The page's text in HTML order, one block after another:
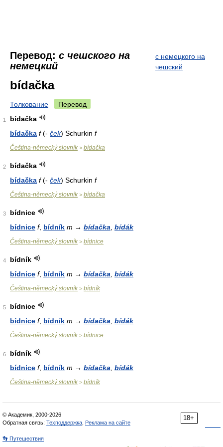
Перевод: с чешского на
немецкий
с немецкого на
чешский
bídačka
Толкование Перевод
1
bídačka
bídačka f(- ček) Schurkin f
Čeština-německý slovník > bídačka
2
bídačka
bídačka f(- ček) Schurkin f
Čeština-německý slovník > bídačka
3
bídnice
bídnice f, bídník m → bídačka bídák
Čeština-německý slovník > bídnice
4
bídník
bídnice f, bídník m → bídačka bídák
Čeština-německý slovník > bídník
5
bídnice
bídnice f, bídník m → bídačka bídák
Čeština-německý slovník > bídnice
6
bídník
bídnice f, bídník m → bídačka bídák
Čeština-německý slovník > bídník
18+
© Академик, 2000-2026
Обратная связь: Техподдержка Реклама на сайте
👣 Путешествия